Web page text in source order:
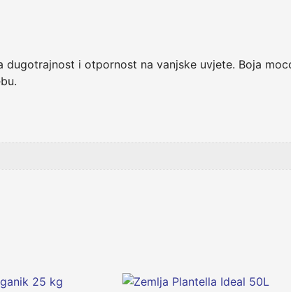
dugotrajnost i otpornost na vanjske uvjete. Boja